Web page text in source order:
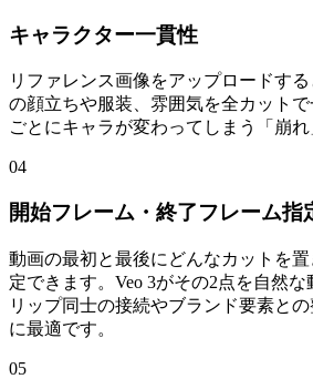
キャラクター一貫性
リファレンス画像をアップロードす
の顔立ちや服装、雰囲気を全カット
ごとにキャラが変わってしまう「崩れ
04
開始フレーム・終了フレーム指
動画の最初と最後にどんなカットを
定できます。Veo 3がその2点を自然
リップ同士の接続やブランド要素と
に最適です。
05